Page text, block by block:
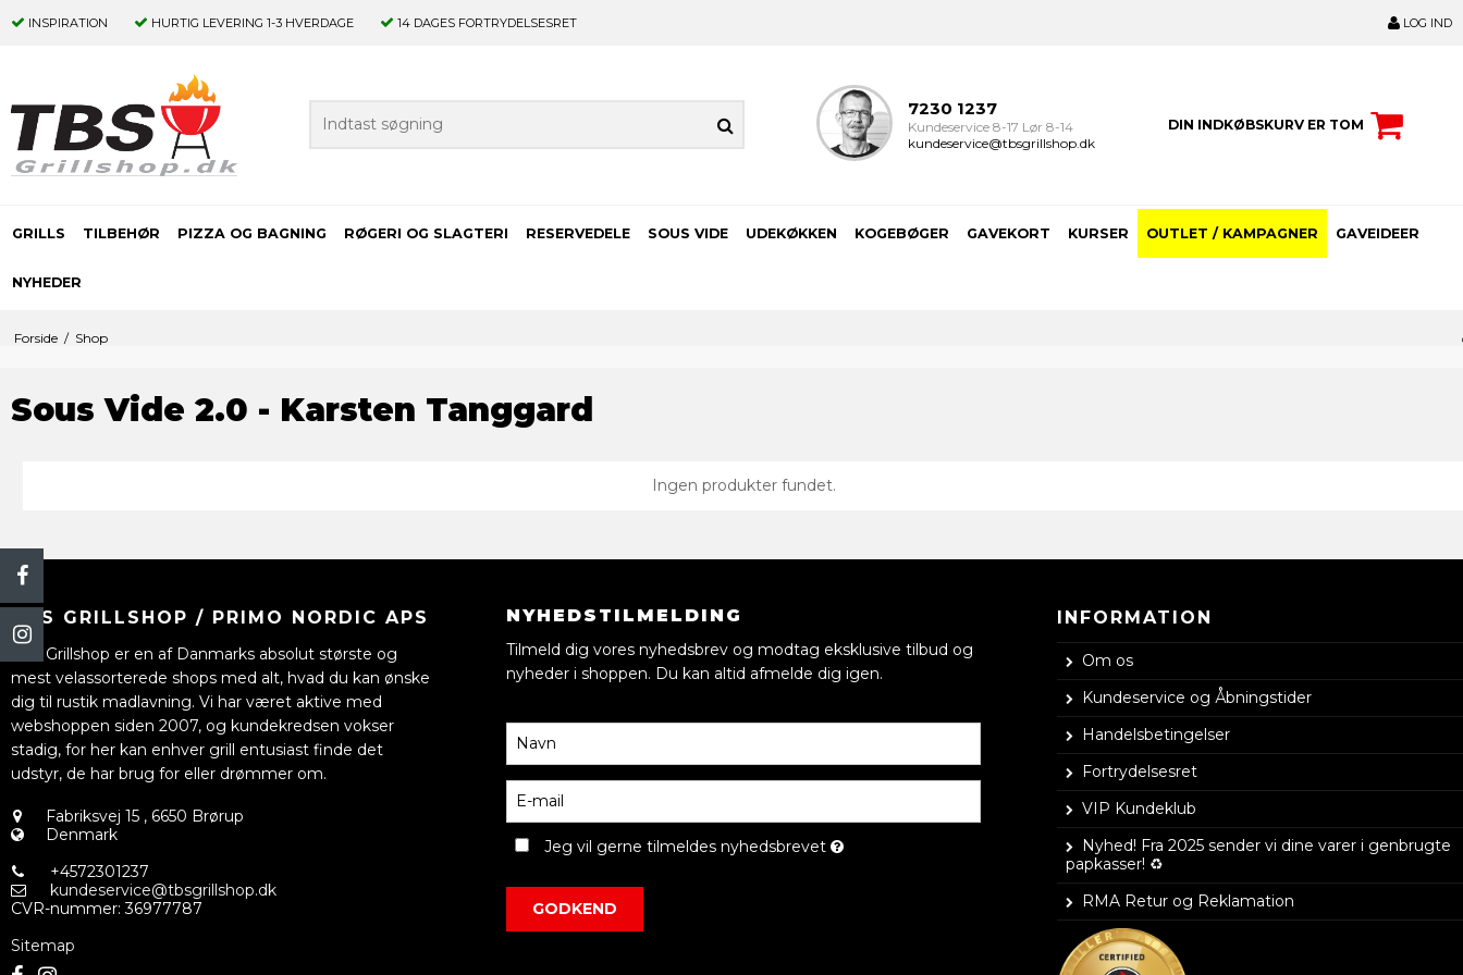
INSPIRATION HURTIG LEVERING 1-3 HVERDAGE 14 DAGES FORTRYDELSESRET LOG IND
7230 1237
Kundeservice 8-17 Lør 8-14
kundeservice@tbsgrillshop.dk
DIN INDKØBSKURV ER TOM
GRILLS TILBEHØR PIZZA OG BAGNING RØGERI OG SLAGTERI RESERVEDELE SOUS VIDE UDEKØKKEN KOGEBØGER GAVEKORT KURSER OUTLET / KAMPAGNER GAVEIDEER
NYHEDER
Forside / Shop
Sous Vide 2.0 - Karsten Tanggard
Ingen produkter fundet.
TBS GRILLSHOP / PRIMO NORDIC APS
TBS Grillshop er en af Danmarks absolut største og
mest velassorterede shops med alt, hvad du kan ønske
dig til rustik madlavning. Vi har været aktive med
webshoppen siden 2007, og kundekredsen vokser
stadig, for her kan enhver grill entusiast finde det
udstyr, de har brug for eller drømmer om.
Fabriksvej 15 , 6650 Brørup
Denmark
+4572301237
kundeservice@tbsgrillshop.dk
CVR-nummer: 36977787
Sitemap
NYHEDSTILMELDING
Tilmeld dig vores nyhedsbrev og modtag eksklusive tilbud og
nyheder i shoppen. Du kan altid afmelde dig igen.
Jeg vil gerne tilmeldes nyhedsbrevet
GODKEND
INFORMATION
Om os
Kundeservice og Åbningstider
Handelsbetingelser
Fortrydelsesret
VIP Kundeklub
Nyhed! Fra 2025 sender vi dine varer i genbrugte
papkasser! ♻️
RMA Retur og Reklamation